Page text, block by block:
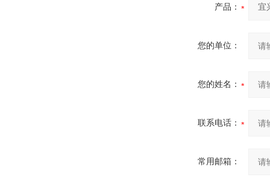
产品：
您的单位：
您的姓名：
联系电话：
常用邮箱：